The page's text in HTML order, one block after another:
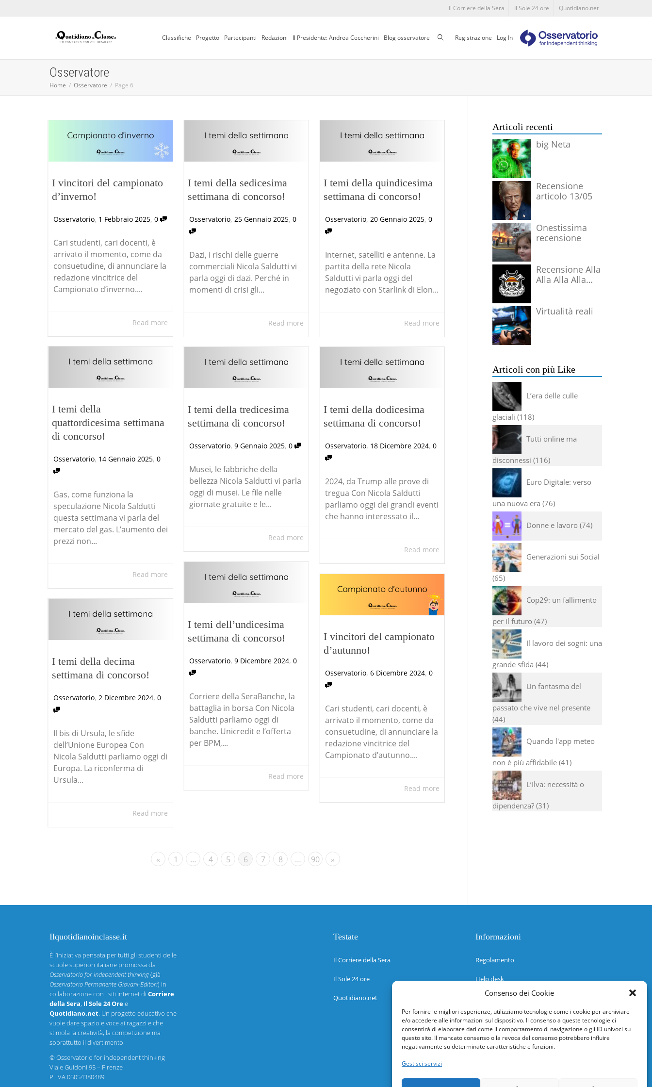
Consenso dei Cookie
Per fornire le migliori esperienze, utilizziamo tecnologie come i cookie per archiviare
e/o accedere alle informazioni sul dispositivo. Il consenso a queste tecnologie ci
consentirà di elaborare dati come il comportamento di navigazione o gli ID univoci su
questo sito. Il mancato consenso o la revoca del consenso potrebbero influire
negativamente su determinate caratteristiche e funzioni.
Gestisci servizi
Il Corriere della Sera Il Sole 24 ore Quotidiano.net
Classifiche Progetto Partecipanti Redazioni Il Presidente: Andrea Ceccherini Blog osservatore CercaRegistrazione Log In
Osservatore
Home Osservatore Page 6
I vincitori del campionato
d’inverno!
Osservatorio, 1 Febbraio 2025, 0
Cari studenti, cari docenti, è
arrivato il momento, come da
consuetudine, di annunciare la
redazione vincitrice del
Campionato d’inverno....
Read more
I temi della sedicesima
settimana di concorso!
Osservatorio, 25 Gennaio 2025, 0
Dazi, i rischi delle guerre
commerciali Nicola Saldutti vi
parla oggi di dazi. Perché in
momenti di crisi gli...
Read more
I temi della quindicesima
settimana di concorso!
Osservatorio, 20 Gennaio 2025, 0
Internet, satelliti e antenne. La
partita della rete Nicola
Saldutti vi parla oggi del
negoziato con Starlink di Elon...
Read more
I temi della
quattordicesima settimana
di concorso!
Osservatorio, 14 Gennaio 2025, 0
Gas, come funziona la
speculazione Nicola Saldutti
questa settimana vi parla del
mercato del gas. L’aumento dei
prezzi non...
Read more
I temi della tredicesima
settimana di concorso!
Osservatorio, 9 Gennaio 2025, 0
Musei, le fabbriche della
bellezza Nicola Saldutti vi parla
oggi di musei. Le file nelle
giornate gratuite e le...
Read more
I temi della dodicesima
settimana di concorso!
Osservatorio, 18 Dicembre 2024, 0
2024, da Trump alle prove di
tregua Con Nicola Saldutti
parliamo oggi dei grandi eventi
che hanno interessato il...
Read more
I temi dell’undicesima
settimana di concorso!
Osservatorio, 9 Dicembre 2024, 0
Corriere della SeraBanche, la
battaglia in borsa Con Nicola
Saldutti parliamo oggi di
banche. Unicredit e l’offerta
per BPM,...
Read more
I vincitori del campionato
d’autunno!
Osservatorio, 6 Dicembre 2024, 0
Cari studenti, cari docenti, è
arrivato il momento, come da
consuetudine, di annunciare la
redazione vincitrice del
Campionato d’autunno....
Read more
I temi della decima
settimana di concorso!
Osservatorio, 2 Dicembre 2024, 0
Il bis di Ursula, le sfide
dell’Unione Europea Con
Nicola Saldutti parliamo oggi di
Europa. La riconferma di
Ursula...
Read more
« 1 … 4 5 6 7 8 … 90 »
Articoli recenti
big Neta
Recensione
articolo 13/05
Onestissima
recensione
Recensione Alla
Alla Alla Alla
Virtualità reali
Articoli con più Like
L’era delle culle
glaciali 118
Tutti online ma
disconnessi 116
Euro Digitale: verso
una nuova era 76
Donne e lavoro 74
Generazioni sui Social
65
Cop29: un fallimento
per il futuro 47
Il lavoro dei sogni: una
grande sfida 44
Un fantasma del
passato che vive nel presente
44
Quando l'app meteo
non è più affidabile 41
L’Ilva: necessità o
dipendenza? 31
Ilquotidianoinclasse.it
È l’iniziativa pensata per tutti gli studenti delle
scuole superiori italiane promossa da
Osservatorio for independent thinking(già
Osservatorio Permanente Giovani-Editori) in
collaborazione con i siti internet di Corriere
della Sera, Il Sole 24 Oree
Quotidiano.net. Un progetto educativo che
vuole dare spazio e voce ai ragazzi e che
stimola la creatività, la competizione ma
soprattutto il divertimento.
©Osservatorio for independent thinking
Viale Guidoni 95 – Firenze
P. IVA 05054380489
Testate
Il Corriere della Sera
Il Sole 24 ore
Quotidiano.net
Informazioni
Regolamento
Help desk
Guida rapida
Richiesta di inserimento nuova scuola
adesioni@osservatorionline.it